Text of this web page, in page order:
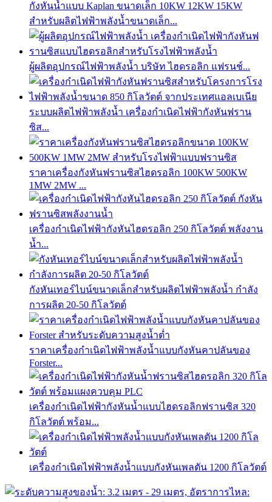
กังหันน้ำแบบ Kaplan ขนาดเล็ก 10KW 12KW 15KW
สำหรับผลิตไฟฟ้าพลังน้ำขนาดเล็ก...
ผู้ผลิตอุปกรณ์ไฟฟ้าพลังน้ำ บริษัท ไฮดรอลิก แฟรนช์...
ระบบผลิตไฟฟ้าพลังน้ำ เครื่องกำเนิดไฟฟ้ากังหันฟราน
ซิส...
ราคาเครื่องกังหันฟรานซิสไฮดรอลิก 100KW 500KW
1MW 2MW ...
เครื่องกำเนิดไฟฟ้ากังหันไฮดรอลิก 250 กิโลวัตต์ พลังงาน
น้ำ...
กังหันเทอร์ไบน์ขนาดเล็กสำหรับผลิตไฟฟ้าพลังน้ำ กำลัง
การผลิต 20-50 กิโลวัตต์
ราคาเครื่องกำเนิดไฟฟ้าพลังน้ำแบบกังหันคาปลันของ
Forster...
เครื่องกำเนิดไฟฟ้ากังหันน้ำแบบไฮดรอลิกฟรานซิส 320
กิโลวัตต์ พร้อม...
เครื่องกำเนิดไฟฟ้าพลังน้ำแบบกังหันเพลตัน 1200 กิโลวัตต์